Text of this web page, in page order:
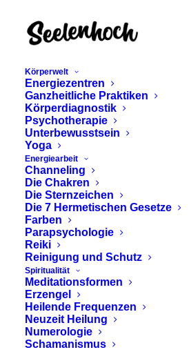
Körperwelt
Energiezentren
Ganzheitliche Praktiken
Körperdiagnostik
Psychotherapie
Unterbewusstsein
Yoga
Energiearbeit
Channeling
Die Chakren
Die Sternzeichen
Die 7 Hermetischen Gesetze
Farben
Parapsychologie
Reiki
Reinigung und Schutz
Spiritualität
Meditationsformen
Erzengel
Heilende Frequenzen
Neuzeit Heilung
Numerologie
Schamanismus
Pendel